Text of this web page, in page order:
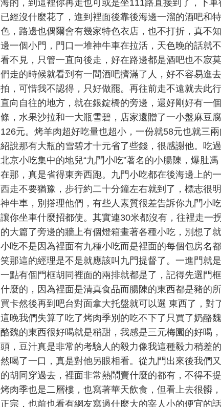
海的，到這裡你再走也可或是坐111路直接到了，下
已經沒什麼花了，進到裡面後靠後海邊一溜的酒吧和
色，路邊也偶爾會有幾家特色衣店，也不打折，真不
邊一個小門，門口一堆神牛車在拉活，天色晚的話就
看不見，只管一直向後走，好在路邊都是酒吧也不寂
們走的時候就看到有一間酒吧擠滿了人，好不容易進
拍，可惜我不認得，只好做罷。再往前走不遠就去此
直向自往的地方，就在銀錠橋的旁邊，還好剛好有一
條，水果沙拉和一大瓶雪碧，店家還贈了一小盤麻豆
126元。烤羊肉超好吃量也超小，一份就58元也就三
紹說那有大瓶的雪碧才十元省了些錢，很感謝他。吃
北京小吃集中的地兒“九門小吃”著名的小腸陳，爆肚
在那，真是省得東奔西跑。九門小吃都在後海邊上的
西走不要猶豫，步行約二十分鐘左右就到了，標志很
神牛車，別撘理他們，有些人素質很差告訴你九門小
讓你坐車什麼招都使。其實連30米都沒有，往裡走一
的大篇了旁邊的牆上有個燈箱畫著各種小吃，別想了
小吃不是因為裡面有九種小吃而是裡面的每個包房名
笑那這的經理是不是就應該叫九門提督了。一進門就
一點有個門框胡同裡面的兩排就都是了，記得先選門
什麼的，因為裡面是清真食品而腸陳的東西都是豬的
買卡然後再到吧台對面拿大托盤就可以選 東西了，對
這晚我們失算了吃了烤肉季別的吃不下了只買了奶酪
酪魏的東西很好喝就是稍甜，我感是三元梅園的好喝
頭，豆汁真是非常的考驗人的毅力像我這種毅力稍差
然喝了一口，真是對他另眼相看。從九門出來後我們
的胡同穿過去，裡面非常熱鬧賣什麼的都有，不得不
烤肉季也是二層樓，也寫著華天飲食，但看上去很髒
正宗，也前也看有網友寫過什麼大的宰人小的便宜的